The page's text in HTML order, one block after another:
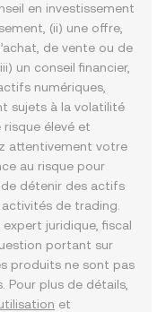
en investissement
(ii) une offre,
de vente ou de
un conseil financier,
numériques,
sujets à la volatilité
élevé et
attentivement votre
au risque pour
détenir des actifs
de trading.
juridique, fiscal
portant sur
produits ne sont pas
Pour plus de détails,
et